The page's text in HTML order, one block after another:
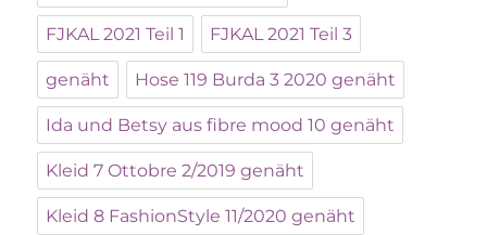
FJKAL 2021 Teil 1 FJKAL 2021 Teil 3
genäht Hose 119 Burda 3 2020 genäht
Ida und Betsy aus fibre mood 10 genäht
Kleid 7 Ottobre 2/2019 genäht
Kleid 8 FashionStyle 11/2020 genäht